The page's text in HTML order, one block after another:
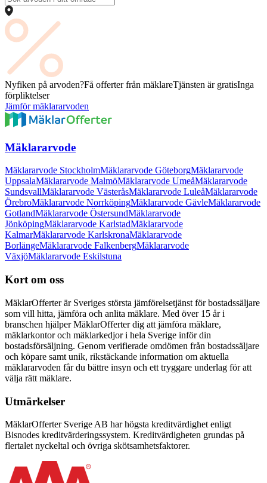
Nyfiken på arvoden?Få offerter från mäklareTjänsten är gratisInga
förpliktelser
Jämför mäklararvoden
Mäklararvode
Mäklararvode StockholmMäklararvode GöteborgMäklararvode
UppsalaMäklararvode MalmöMäklararvode UmeåMäklararvode
SundsvallMäklararvode VästeråsMäklararvode LuleåMäklararvode
ÖrebroMäklararvode NorrköpingMäklararvode GävleMäklararvode
GotlandMäklararvode ÖstersundMäklararvode
JönköpingMäklararvode KarlstadMäklararvode
KalmarMäklararvode KarlskronaMäklararvode
BorlängeMäklararvode FalkenbergMäklararvode
VäxjöMäklararvode Eskilstuna
Kort om oss
MäklarOfferter är Sveriges största jämförelsetjänst för bostadssäljare
som vill hitta, jämföra och anlita mäklare. Med över 15 år i
branschen hjälper MäklarOfferter dig att jämföra mäklare,
mäklarkontor och mäklarkedjor i hela Sverige inför din
bostadsförsäljning. Genom verifierade omdömen från bostadssäljare
och köpare samt unik, rikstäckande information om aktuella
mäklararvoden får du bättre insyn och ett tryggare underlag för att
välja rätt mäklare.
Utmärkelser
MäklarOfferter Sverige AB har högsta kreditvärdighet enligt
Bisnodes kreditvärderingssystem. Kreditvärdigheten grundas på
flertalet nyckeltal och övriga skötsamhetsfaktorer.